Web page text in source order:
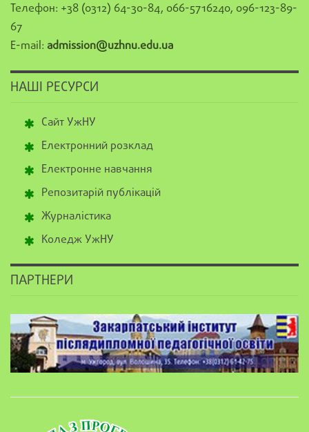
Телефон: +38 (0312) 64-30-84, 066-5716240, 096-123-89-
67
E-mail: admission@uzhnu.edu.ua
НАШІ РЕСУРСИ
Сайт УжНУ
Електронний розклад
Електронне навчання
Репозитарій публікацій
Журналістика
Коледж УжНУ
ПАРТНЕРИ